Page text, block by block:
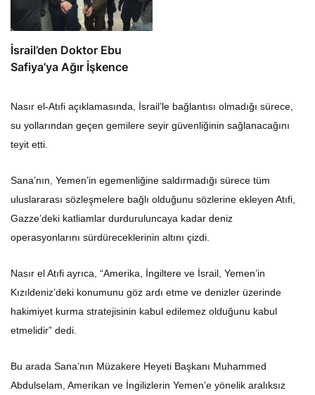
İsrail’den Doktor Ebu
Safiya’ya Ağır İşkence
Nasır el-Atıfi açıklamasında, İsrail’le bağlantısı olmadığı sürece,
su yollarından geçen gemilere seyir güvenliğinin sağlanacağını
teyit etti.
Sana’nın, Yemen’in egemenliğine saldırmadığı sürece tüm
uluslararası sözleşmelere bağlı olduğunu sözlerine ekleyen Atıfi,
Gazze’deki katliamlar durduruluncaya kadar deniz
operasyonlarını sürdüreceklerinin altını çizdi.
Nasır el Atıfi ayrıca, “Amerika, İngiltere ve İsrail, Yemen’in
Kızıldeniz’deki konumunu göz ardı etme ve denizler üzerinde
hakimiyet kurma stratejisinin kabul edilemez olduğunu kabul
etmelidir” dedi.
Bu arada Sana’nın Müzakere Heyeti Başkanı Muhammed
Abdulselam, Amerikan ve İngilizlerin Yemen’e yönelik aralıksız